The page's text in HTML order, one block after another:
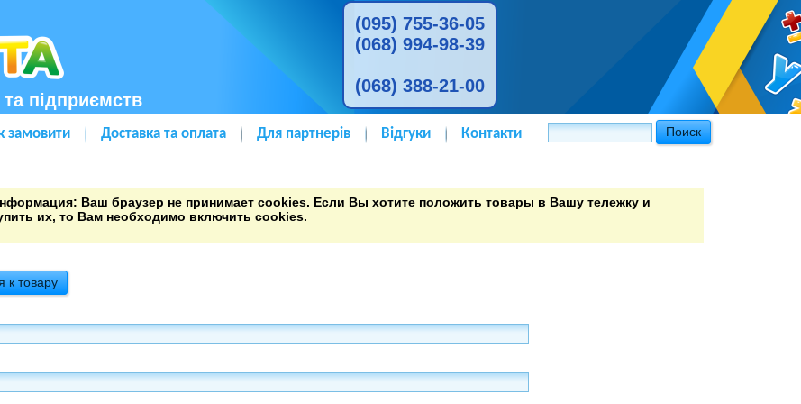
підприємств
(095) 755-36-05
(068) 994-98-39
(068) 388-21-00
замовити Доставка та оплата Для партнерів Відгуки Контакти
: Ваш браузер не принимает cookies. Если Вы хотите положить товары в Вашу тележку и
их, то Вам необходимо включить cookies.
к товару